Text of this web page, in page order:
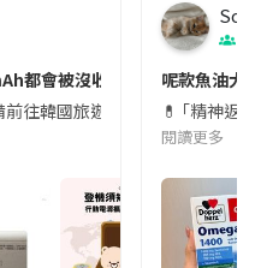
都會被沒收😱出發前切記檢查
前往韓國旅遊的民眾，近期要
Soul
呢款魚油大
💊 ｢精神返
閱讀更多